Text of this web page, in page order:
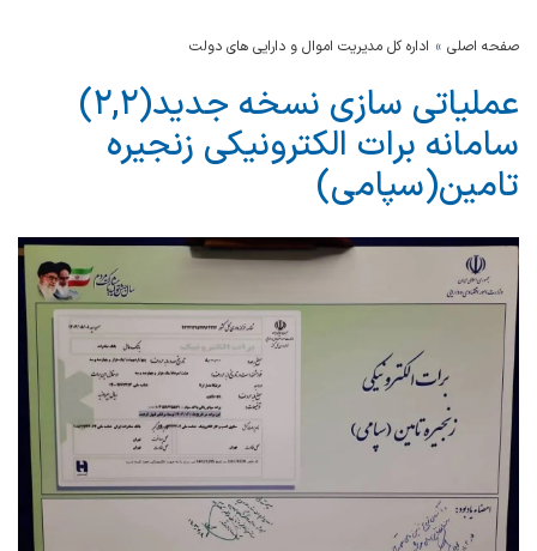
صفحه اصلی اداره کل مدیریت اموال و دارایی های دولت
عملیاتی سازی نسخه جدید(۲,۲)
سامانه برات الکترونیکی زنجیره
تامین(سپامی)